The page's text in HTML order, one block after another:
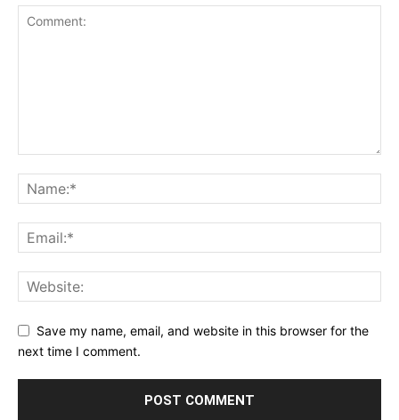
Save my name, email, and website in this browser for the
next time I comment.